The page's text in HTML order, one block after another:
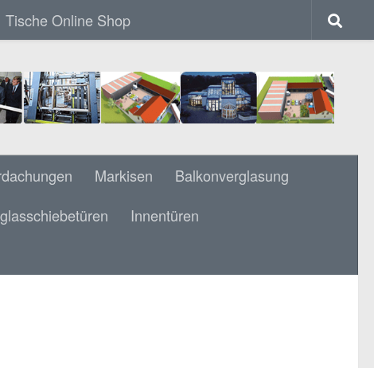
Tische Online Shop
Markisen
Balkonverglasung
Innentüren